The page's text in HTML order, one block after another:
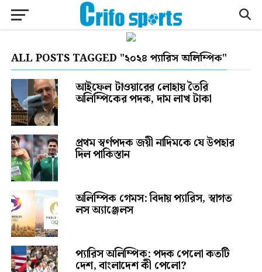
ALL POSTS TAGGED "২০২৪ প্যারিস অলিম্পিক"
আইফেল টাওয়ারের লোহায় তৈরি
অলিম্পিকের পদক, দাম লাখ টাকা
প্রথম স্বর্ণপদক জয়ী নাদিমকে যে উপহার
দিল পাকিস্তান
অলিম্পিক গেমস: বিদায় প্যারিস, স্বাগত
লস অ্যাঞ্জেলস
প্যারিস অলিম্পিক: পদক পেলো কতটি
দেশ, বাংলাদেশ কী পেলো?